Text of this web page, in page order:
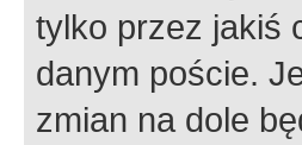
tylko przez jakiś
danym poście.
zmian na dole